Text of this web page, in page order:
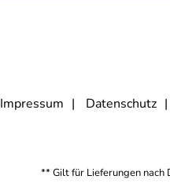
Impressum Datenschutz
** Gilt für Lieferungen nach